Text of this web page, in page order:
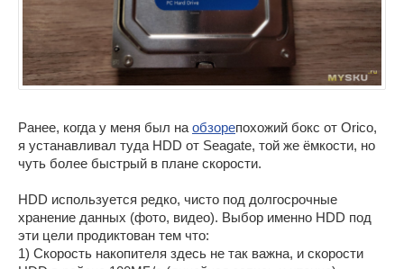
Ранее, когда у меня был на обзорепохожий бокс от Orico,
я устанавливал туда HDD от Seagate, той же ёмкости, но
чуть более быстрый в плане скорости.
HDD используется редко, чисто под долгосрочные
хранение данных (фото, видео). Выбор именно HDD под
эти цели продиктован тем что:
1) Скорость накопителя здесь не так важна, и скорости